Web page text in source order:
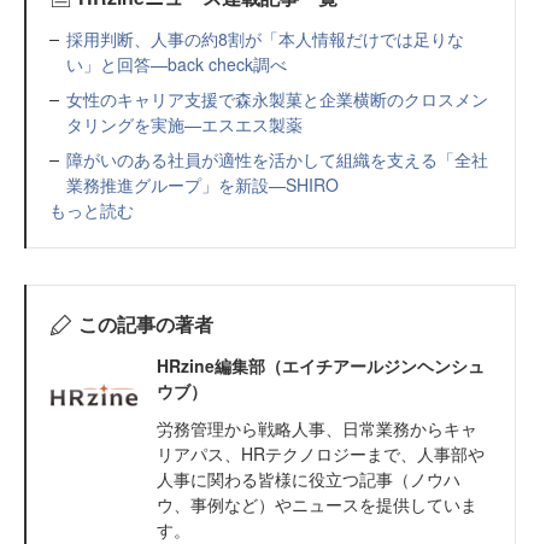
採用判断、人事の約8割が「本人情報だけでは足りな
い」と回答—back check調べ
女性のキャリア支援で森永製菓と企業横断のクロスメン
タリングを実施—エスエス製薬
障がいのある社員が適性を活かして組織を支える「全社
業務推進グループ」を新設—SHIRO
もっと読む
この記事の著者
HRzine編集部（エイチアールジンヘンシュ
ウブ）
労務管理から戦略人事、日常業務からキャ
リアパス、HRテクノロジーまで、人事部や
人事に関わる皆様に役立つ記事（ノウハ
ウ、事例など）やニュースを提供していま
す。